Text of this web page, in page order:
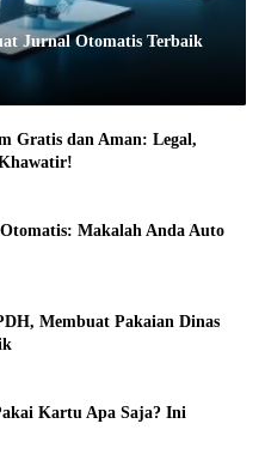
Jurnal Otomatis Terbaik
Gratis dan Aman: Legal,
Makalah Anda Auto
Membuat Pakaian Dinas
Kartu Apa Saja? Ini